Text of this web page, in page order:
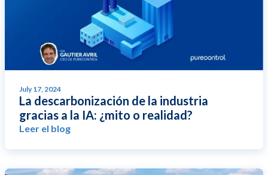
July 17, 2024
La descarbonización de la industria
gracias a la IA: ¿mito o realidad?
Leer el blog